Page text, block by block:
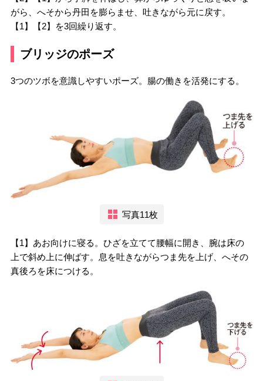
がら、へそから丹田を膨らませ、吐きながら元に戻す。
【1】【2】を3回繰り返す。
ブリッジのポーズ
3つのツボを意識しやすいポーズ。腸の働きを活発にする。
写真11枚
【1】あお向けに寝る。ひざを立てて腰幅に開き、腕は床の
上で斜め上に伸ばす。息を吐きながらつま先を上げ、へその
真後ろを床につける。